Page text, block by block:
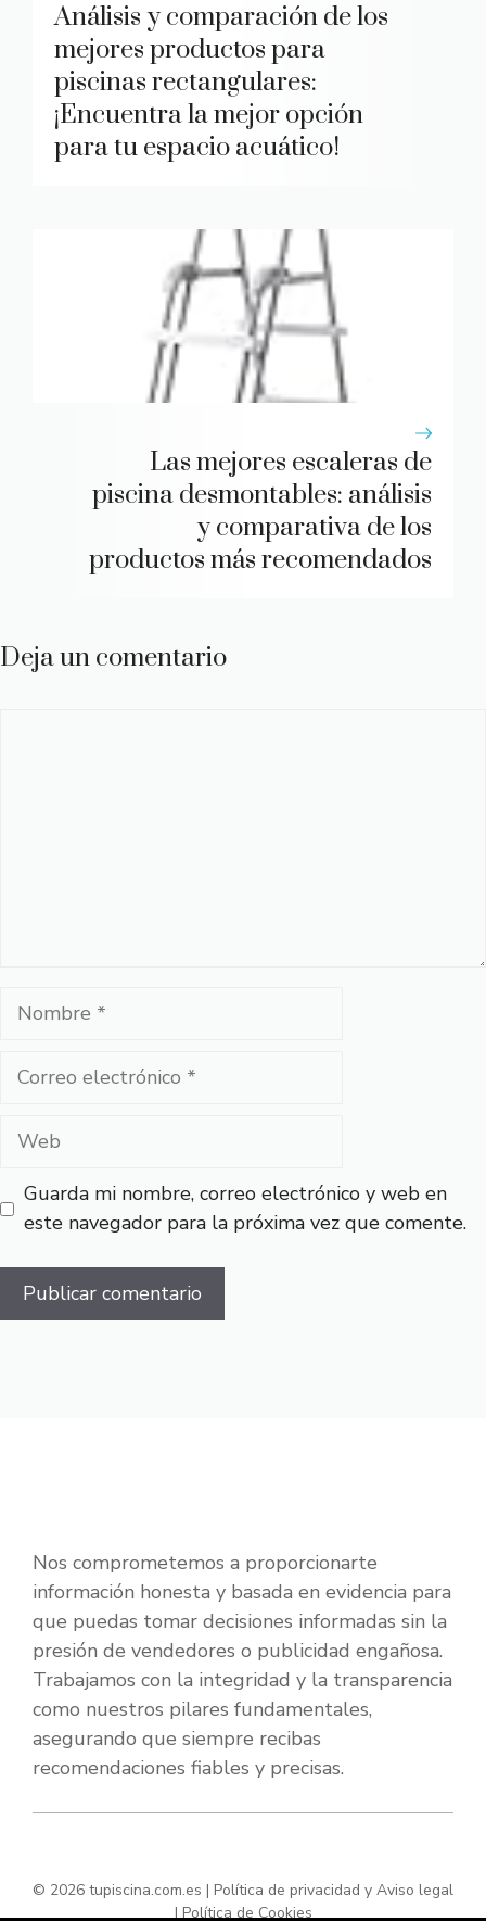
Análisis y comparación de los
mejores productos para
piscinas rectangulares:
¡Encuentra la mejor opción
para tu espacio acuático!
Las mejores escaleras de
piscina desmontables: análisis
y comparativa de los
productos más recomendados
Deja un comentario
Nombre
Correo
Web
Guarda mi nombre, correo electrónico y web en
este navegador para la próxima vez que comente.
Nos comprometemos a proporcionarte
información honesta y basada en evidencia para
que puedas tomar decisiones informadas sin la
presión de vendedores o publicidad engañosa.
Trabajamos con la integridad y la transparencia
como nuestros pilares fundamentales,
asegurando que siempre recibas
recomendaciones fiables y precisas.
© 2026 tupiscina.com.es | Política de privacidad y Aviso legal
|Política de Cookies